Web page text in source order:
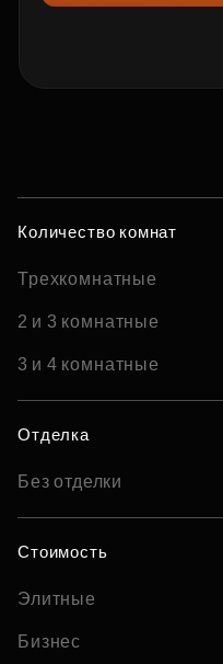
Количество комнат
Трехкомнатные
2 и 3 комнатные
3 и 4 комнатные
Отделка
Без отделки
Стоимость
Элитные
Бизнес